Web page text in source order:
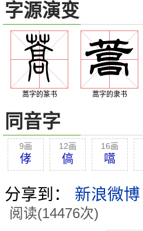
字源演变
蒿字的篆书 蒿字的隶书
同音字
9画
侾
12画
傐
16画
嚆
分享到： 新浪微博
阅读(14476次)